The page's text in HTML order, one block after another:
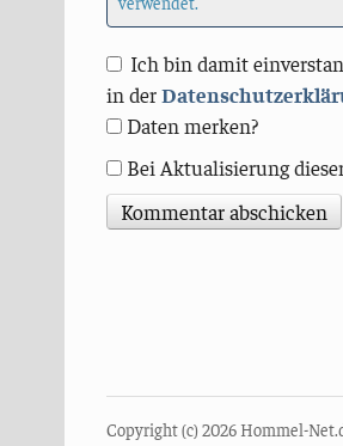
Ich bin damit
in der
Daten merken?
Bei Aktualisierung
Copyright (c) 2026 Hommel-